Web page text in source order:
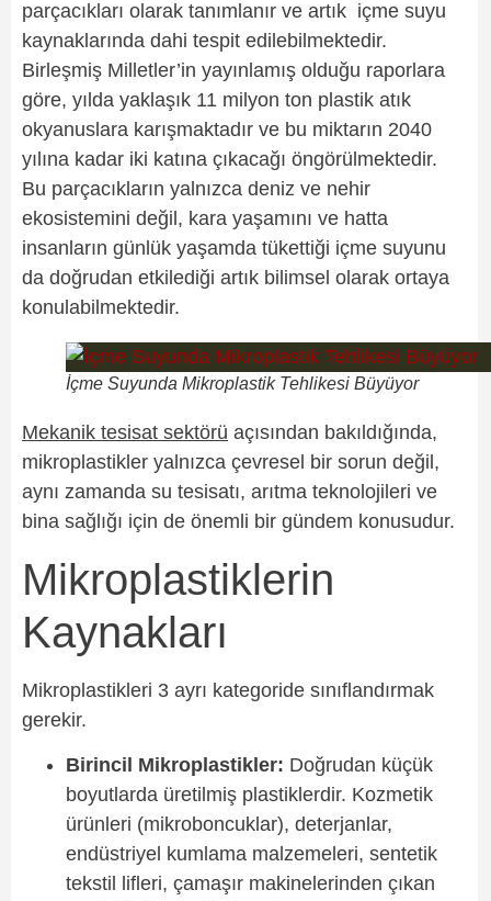
parçacıkları olarak tanımlanır ve artık içme suyu
kaynaklarında dahi tespit edilebilmektedir.
Birleşmiş Milletler’in yayınlamış olduğu raporlara
göre, yılda yaklaşık 11 milyon ton plastik atık
okyanuslara karışmaktadır ve bu miktarın 2040
yılına kadar iki katına çıkacağı öngörülmektedir.
Bu parçacıkların yalnızca deniz ve nehir
ekosistemini değil, kara yaşamını ve hatta
insanların günlük yaşamda tükettiği içme suyunu
da doğrudan etkilediği artık bilimsel olarak ortaya
konulabilmektedir.
İçme Suyunda Mikroplastik Tehlikesi Büyüyor
Mekanik tesisat sektörü açısından bakıldığında,
mikroplastikler yalnızca çevresel bir sorun değil,
aynı zamanda su tesisatı, arıtma teknolojileri ve
bina sağlığı için de önemli bir gündem konusudur.
Mikroplastiklerin
Kaynakları
Mikroplastikleri 3 ayrı kategoride sınıflandırmak
gerekir.
Birincil Mikroplastikler: Doğrudan küçük
boyutlarda üretilmiş plastiklerdir. Kozmetik
ürünleri (mikroboncuklar), deterjanlar,
endüstriyel kumlama malzemeleri, sentetik
tekstil lifleri, çamaşır makinelerinden çıkan